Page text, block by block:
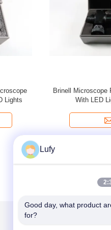
力) 完全
き機
TMPD-06
Lufy
Good day, what product
for?